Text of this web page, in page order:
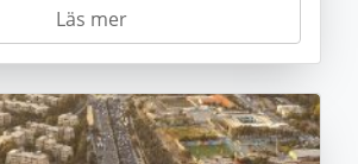
Läs mer